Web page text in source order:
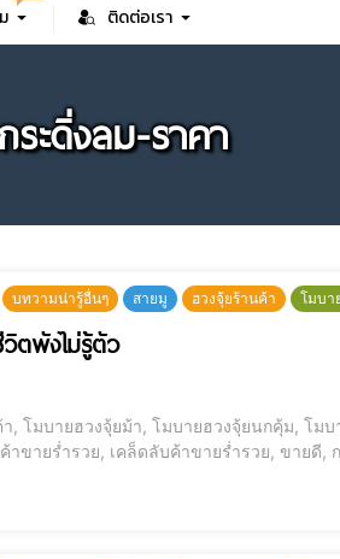
ติดต่อเรา
ะดิ่งลม-ราคา
บทวามน่ารู้อื่นๆ สายมู ฮวงจุ้ยร้านค้า โมบา
ตพังไม่รู้ตัว
, โมบายฮวงจุ้ยม้า, โมบายฮวงจุ้ยนกคุ้ม, โม
าขายร่ำรวย, เคล็ดลับค้าขายร่ำรวย, ขายดี,